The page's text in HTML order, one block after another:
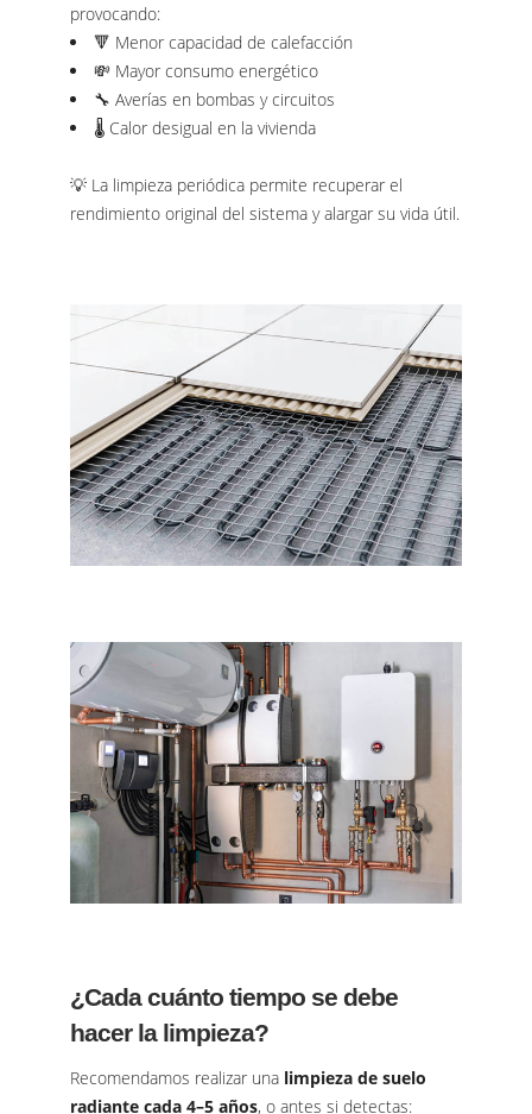
provocando:
🔻 Menor capacidad de calefacción
💸 Mayor consumo energético
🔧 Averías en bombas y circuitos
🌡️ Calor desigual en la vivienda
💡 La limpieza periódica permite recuperar el
rendimiento original del sistema y alargar su vida útil.
¿Cada cuánto tiempo se debe
hacer la limpieza?
Recomendamos realizar una limpieza de suelo
radiante cada 4–5 años, o antes si detectas: